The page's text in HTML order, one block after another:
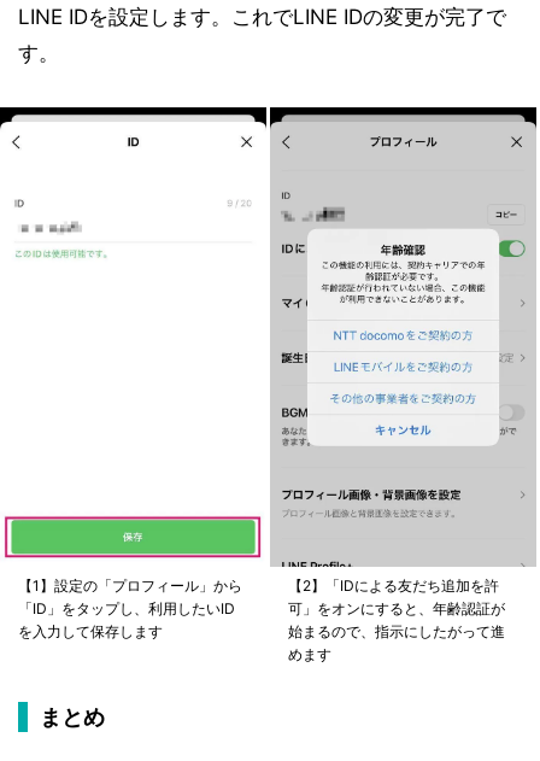
LINE IDを設定します。これでLINE IDの変更が完了で
す。
【1】設定の「プロフィール」から
「ID」をタップし、利用したいID
を入力して保存します
【2】「IDによる友だち追加を許
可」をオンにすると、年齢認証が
始まるので、指示にしたがって進
めます
まとめ